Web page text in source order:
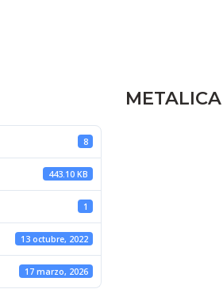
8
443.10 KB
1
13 octubre, 2022
17 marzo, 2026